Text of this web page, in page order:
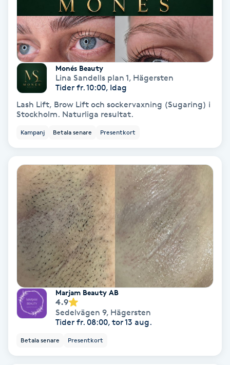
Faceliftmassage
Fet hårbotten
Fettreducering
Fibromassage
Fillers
Fotmassage
Fotsvamp
Fotvård
Fransar
Fransborttagning
Fransfärgning
Fransförlängning
Monés Beauty
Lina Sandells plan 1, Hägersten
Tider fr. 10:00, Idag
Lash Lift, Brow Lift och sockervaxning (Sugaring) i
Stockholm. Naturliga resultat.
Kampanj Betala senare Presentkort
Marjam Beauty AB
4.9
Sedelvägen 9, Hägersten
Tider fr. 08:00, tor 13 aug.
Betala senare Presentkort